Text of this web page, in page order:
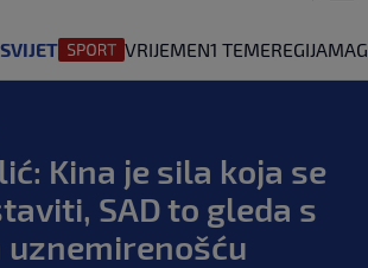
SVIJET VRIJEMEN1 TEMEREGIJA
Kina je sila koja se
SAD to gleda s